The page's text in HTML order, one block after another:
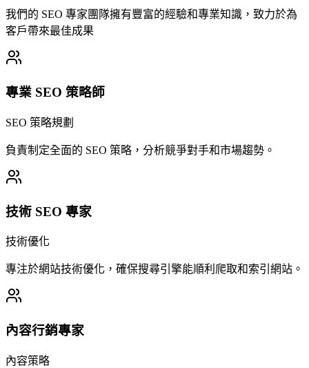
我們的 SEO 專家團隊擁有豐富的經驗和專業知識，致力於為
客戶帶來最佳成果
專業 SEO 策略師
SEO 策略規劃
負責制定全面的 SEO 策略，分析競爭對手和市場趨勢。
技術 SEO 專家
技術優化
專注於網站技術優化，確保搜尋引擎能順利爬取和索引網站。
內容行銷專家
內容策略